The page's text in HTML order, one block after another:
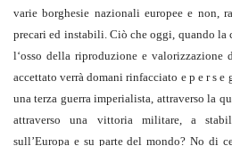
varie borghesie nazionali europee e non,
precari ed instabili. Ciò che oggi, quando la
l‘osso della riproduzione e valorizzazione
accettato verrà domani rinfacciato e p e r s
una terza guerra imperialista, attraverso la
attraverso una vittoria militare, a
sull’Europa e su parte del mondo? No di